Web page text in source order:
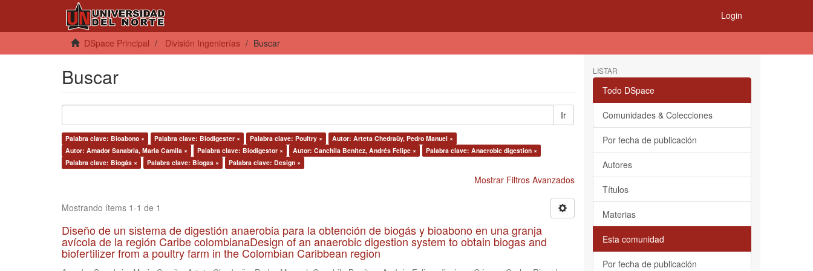
Login
DSpace Principal División Ingenierías Buscar
Buscar
Ir
Palabra clave: Bioabono × Palabra clave: Biodigester × Palabra clave: Poultry ×
Autor: Arteta Chedraüy, Pedro Manuel ×
Autor: Amador Sanabria, Maria Camila ×
Palabra clave: Biodigestor × Autor: Canchila Benítez, Andrés Felipe ×
Palabra clave: Anaerobic digestion ×
Palabra clave: Biogás ×
Palabra clave: Biogas × Palabra clave: Design ×
Mostrar Filtros Avanzados
Mostrando ítems 1-1 de 1
Diseño de un sistema de digestión anaerobia para la obtención de biogás y bioabono en una granja
avícola de la región Caribe colombianaDesign of an anaerobic digestion system to obtain biogas and
biofertilizer from a poultry farm in the Colombian Caribbean region
LISTAR
Todo DSpace
Comunidades & Colecciones
Por fecha de publicación
Autores
Títulos
Materias
Esta comunidad
Por fecha de publicación